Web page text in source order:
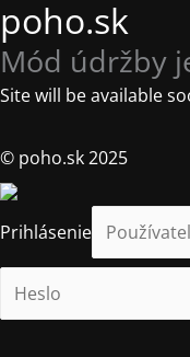
poho.sk
Mód údržby
Site will be available
© poho.sk 2025
Prihlásenie